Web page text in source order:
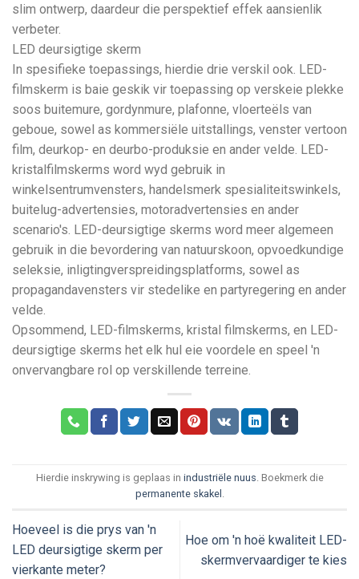
slim ontwerp, daardeur die perspektief effek aansienlik
verbeter.
LED deursigtige skerm
In spesifieke toepassings, hierdie drie verskil ook. LED-
filmskerm is baie geskik vir toepassing op verskeie plekke
soos buitemure, gordynmure, plafonne, vloerteëls van
geboue, sowel as kommersiële uitstallings, venster vertoon
film, deurkop- en deurbo-produksie en ander velde. LED-
kristalfilmskerms word wyd gebruik in
winkelsentrumvensters, handelsmerk spesialiteitswinkels,
buitelug-advertensies, motoradvertensies en ander
scenario's. LED-deursigtige skerms word meer algemeen
gebruik in die bevordering van natuurskoon, opvoedkundige
seleksie, inligtingverspreidingsplatforms, sowel as
propagandavensters vir stedelike en partyregering en ander
velde.
Opsommend, LED-filmskerms, kristal filmskerms, en LED-
deursigtige skerms het elk hul eie voordele en speel 'n
onvervangbare rol op verskillende terreine.
Hierdie inskrywing is geplaas in industriële nuus. Boekmerk die
permanente skakel .
Hoeveel is die prys van 'n
LED deursigtige skerm per
vierkante meter?
Hoe om 'n hoë kwaliteit LED-
skermvervaardiger te kies